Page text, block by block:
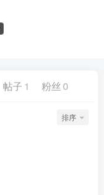
帖子 1 粉丝 0
排序